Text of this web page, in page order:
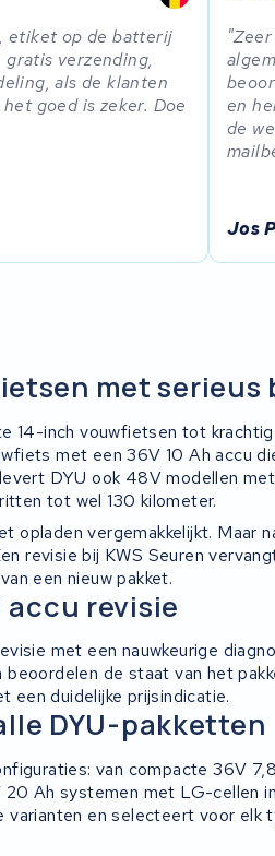
etiket op de batterij
verzending,
als de klanten
goed is zeker. Doe
en
de
Jos
met serieus
14-inch vouwfietsen tot
met een 36V 10 Ah accu
DYU ook 48V modellen
tot wel 130 kilometer.
opladen vergemakkelijkt. Maar
revisie bij KWS Seuren
een nieuw pakket.
accu revisie
met een nauwkeurige
de staat van het
duidelijke prijsindicatie.
DYU-pakketten
van compacte 36V
Ah systemen met LG-cellen
varianten en selecteert voor elk